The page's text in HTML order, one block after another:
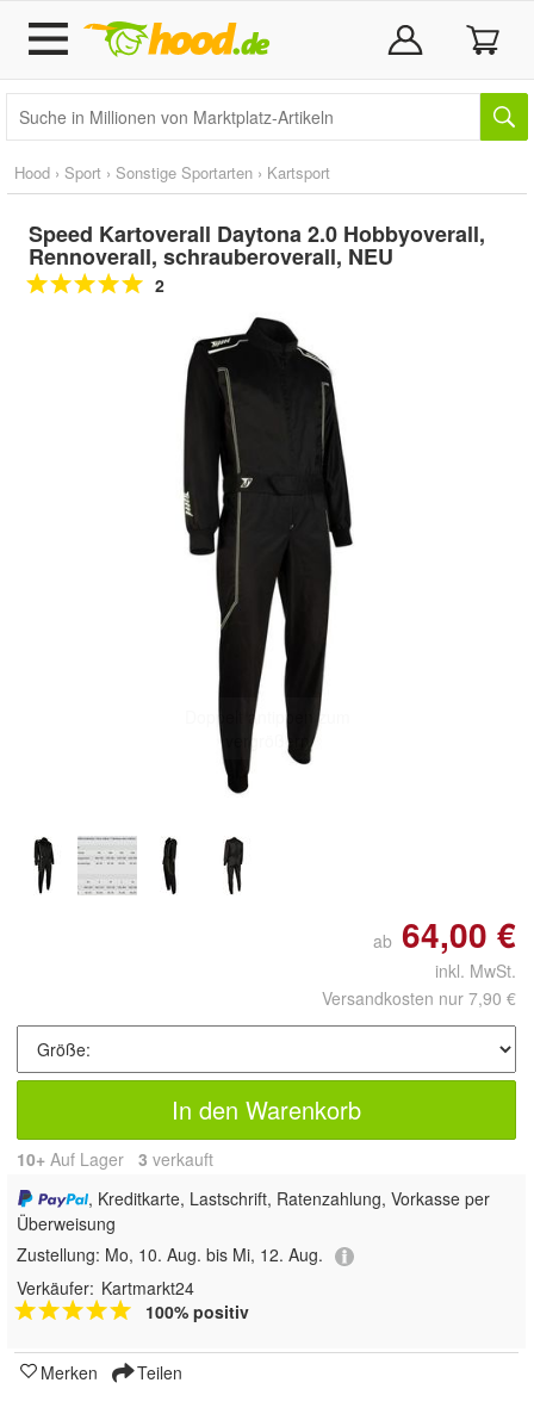
Hood › Sport › Sonstige Sportarten › Kartsport
Speed Kartoverall Daytona 2.0 Hobbyoverall,
Rennoverall, schrauberoverall, NEU
2
Doppelt antippen zum
vergrößern
ab 64,00 €
inkl. MwSt.
Versandkosten nur 7,90 €
In den Warenkorb
10+ Auf Lager 3 verkauft
, Kreditkarte, Lastschrift, Ratenzahlung, Vorkasse per
Überweisung
Zustellung: Mo, 10. Aug. bis Mi, 12. Aug.
Verkäufer: Kartmarkt24
100% positiv
Merken Teilen